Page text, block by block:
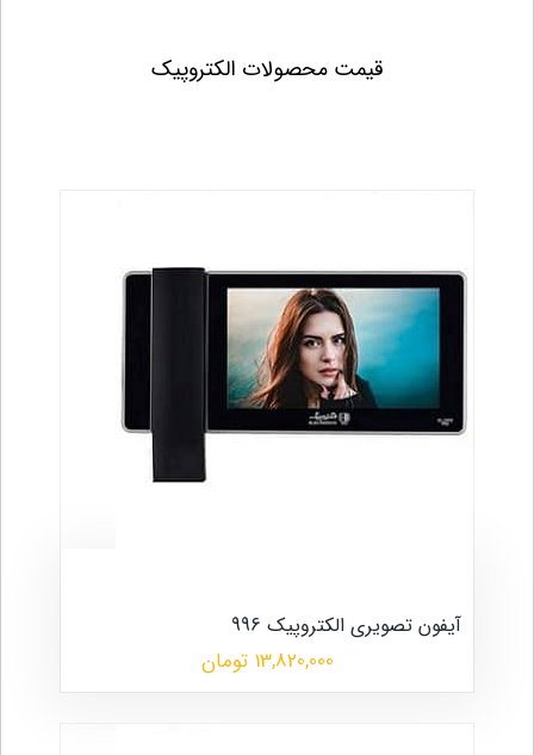
قیمت محصولات الکتروپیک
آیفون تصویری الکتروپیک 996
13,820,000 تومان